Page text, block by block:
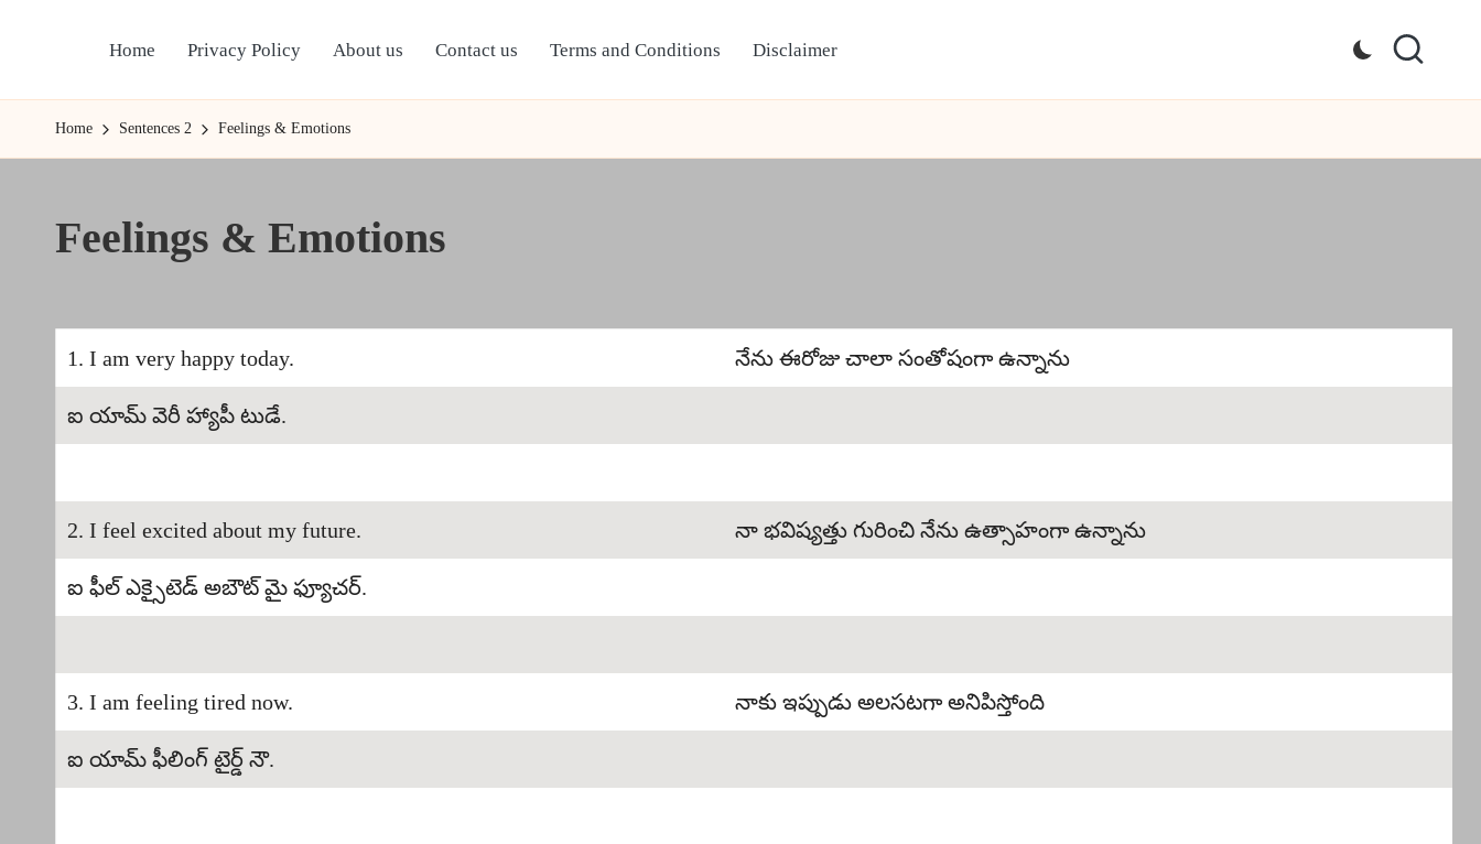
to
content
Home Privacy Policy About us Contact us Terms and Conditions Disclaimer
Home Sentences 2 Feelings & Emotions
Feelings & Emotions
1. I am very happy today. నేను ఈరోజు చాలా సంతోషంగా ఉన్నాను
ఐ యామ్ వెరీ హ్యాపీ టుడే.
2. I feel excited about my future. నా భవిష్యత్తు గురించి నేను ఉత్సాహంగా ఉన్నాను
ఐ ఫీల్ ఎక్సైటెడ్ అబౌట్ మై ఫ్యూచర్.
3. I am feeling tired now. నాకు ఇప్పుడు అలసటగా అనిపిస్తోంది
ఐ యామ్ ఫీలింగ్ టైర్డ్ నౌ.